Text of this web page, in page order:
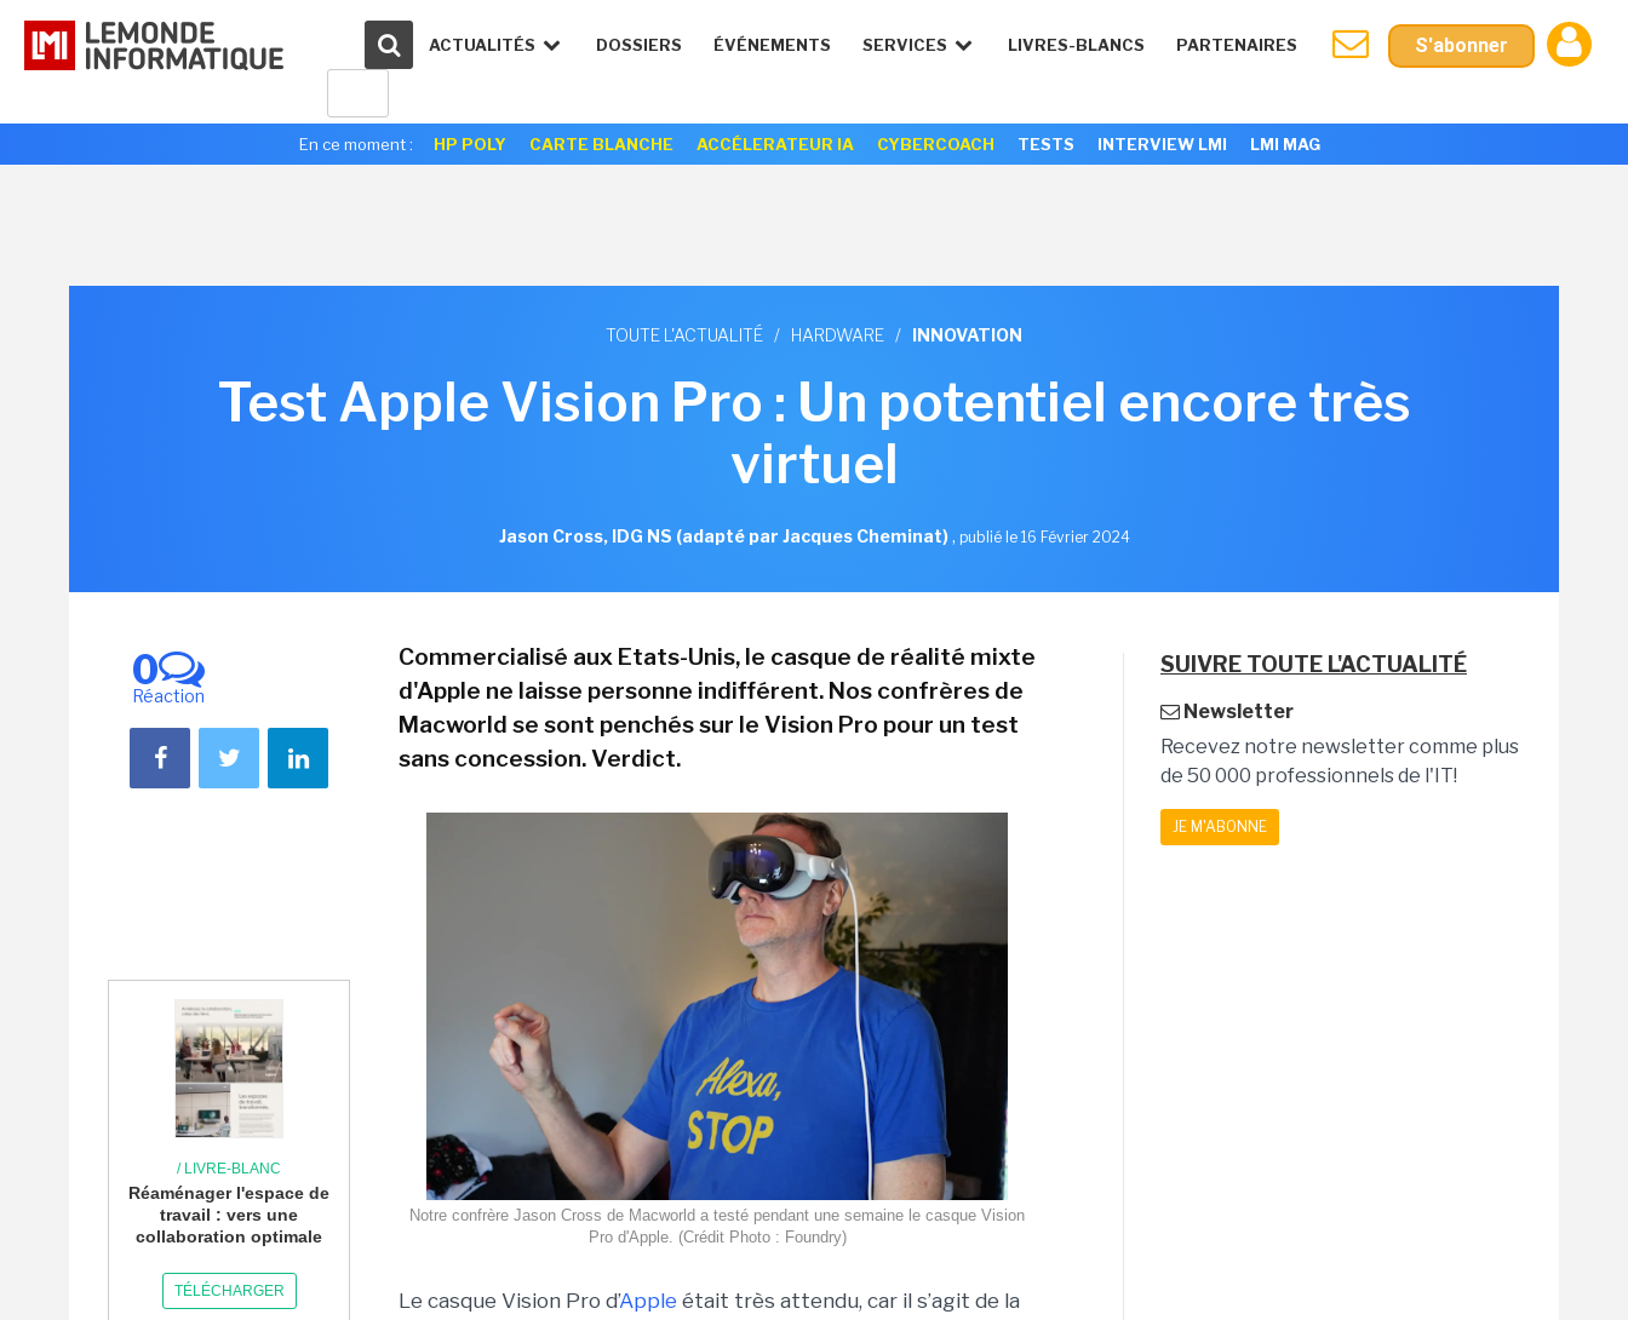
ACTUALITÉS DOSSIERS ÉVÉNEMENTS SERVICES LIVRES-BLANCS PARTENAIRES S'abonner
En ce moment : HP POLY CARTE BLANCHE ACCÉLERATEUR IA CYBERCOACH TESTS INTERVIEW LMI LMI MAG
TOUTE L'ACTUALITÉ / HARDWARE / INNOVATION
Test Apple Vision Pro : Un potentiel encore très
virtuel
Jason Cross, IDG NS (adapté par Jacques Cheminat), publié le 16 Février 2024
0
Réaction
/ LIVRE-BLANC
Réaménager l'espace de
travail : vers une
collaboration optimale
TÉLÉCHARGER
Commercialisé aux Etats-Unis, le casque de réalité mixte
d'Apple ne laisse personne indifférent. Nos confrères de
Macworld se sont penchés sur le Vision Pro pour un test
sans concession. Verdict.
Notre confrère Jason Cross de Macworld a testé pendant une semaine le casque Vision
Pro d'Apple. (Crédit Photo : Foundry)
Le casque Vision Pro d’Apple était très attendu, car il s’agit de la
SUIVRE TOUTE L'ACTUALITÉ
Newsletter
Recevez notre newsletter comme plus
de 50 000 professionnels de l'IT!
JE M'ABONNE